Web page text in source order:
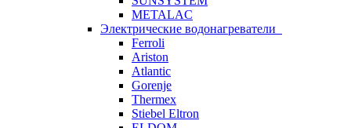
METALAC
Электрические водонагреватели
Ferroli
Ariston
Atlantic
Gorenje
Thermex
Stiebel Eltron